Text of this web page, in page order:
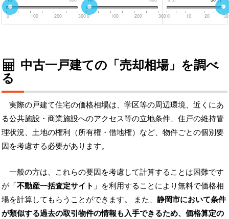
0 100 200 3000 100 200 3000 10 20 30
中古一戸建ての「売却相場」を調べ
る
実際の戸建て住宅の価格相場は、学区等の周辺環境、近くにあ
る公共施設・商業施設へのアクセス等の立地条件、住戸の維持管
理状況、土地の権利（所有権・借地権）など、物件ごとの個別要
因を考慮する必要があります。
一般の方は、これらの要因を考慮して計算することは困難です
が「不動産一括査定サイト 」を利用することにより無料で価格相
場を計算してもらうことができます。 また、 静岡市において条件
が類似する過去の取引物件の情報も入手できるため、価格算定の